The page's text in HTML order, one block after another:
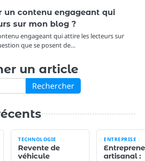
un contenu engageant qui
sur mon blog ?
engageant qui attire les lecteurs sur
que se posent de…
un article
TECHNOLOGIE
Revente de
véhicule
ENTREPRISE
artisanal :